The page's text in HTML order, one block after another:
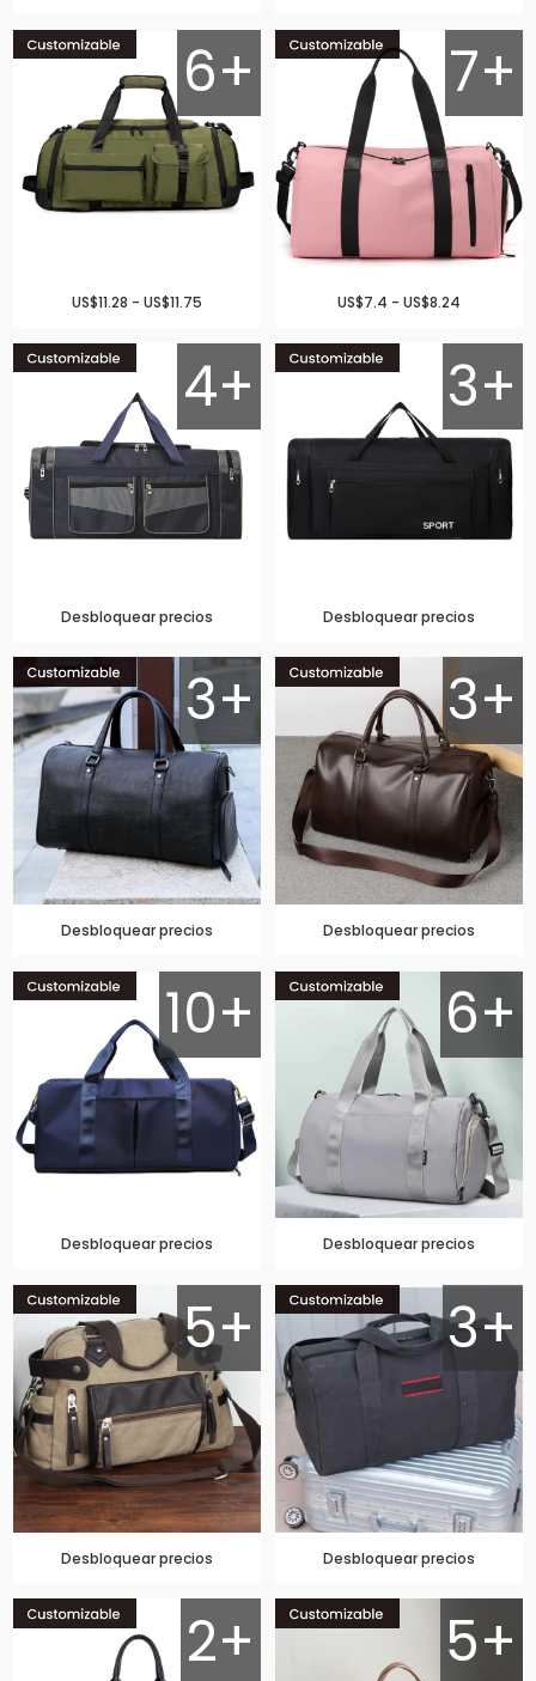
6+
US$11.28 - US$11.75
7+
US$7.4 - US$8.24
4+
Desbloquear precios
3+
Desbloquear precios
3+
Desbloquear precios
3+
Desbloquear precios
10+
Desbloquear precios
6+
Desbloquear precios
5+
Desbloquear precios
3+
Desbloquear precios
2+ 5+